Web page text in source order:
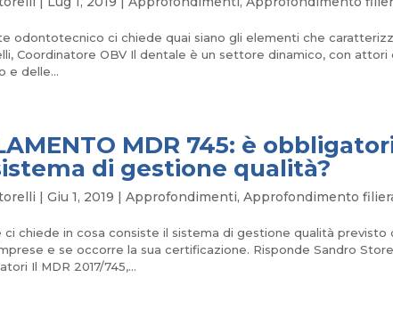
odontotecnico ci chiede quai siano gli elementi che
Coordinatore OBV Il dentale è un settore dinamico, con attori
e delle...
MDR 745: è
di gestione qualità?
|Giu 1, 2019 |Approfondimenti,Approfondimento
ci chiede in cosa consiste il sistema di gestione qualità previsto
e se occorre la sua certificazione. Risponde Sandro
Il MDR 2017/745,...